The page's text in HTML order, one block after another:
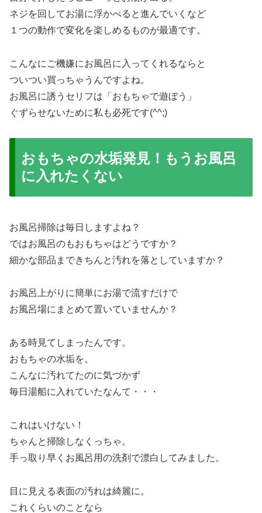
ネジを回してお湯に浮かべると進んでいくなど
１つの動作で変化を楽しめるものが最適です。
こんなにご機嫌にお風呂に入ってくれるならと
ついつい買っちゃうんですよね。
お風呂に誘うセリフは「おもちゃで遊ぼう」
ぐずらせないために私も必死です(^^;)
おもちゃの水垢発見！もうお風呂
に入れたくない
お風呂掃除は毎日しますよね？
ではお風呂のもおもちゃはどうですか？
細かな部品まできちんと汚れを落としていますか？
お風呂上がりに簡単にお湯で流すだけで
お風呂場にまとめて置いていませんか？
ある時見てしまったんです。
おもちゃの水垢を。
こんなに汚れてたのに気づかず
毎日湯船に入れていたなんて・・・
これはいけない！
ちゃんと掃除しなくっちゃ。
手っ取り早くお風呂用の洗剤で漂白してみました。
目に見える表面の汚れは綺麗に。
これくらいのことなら